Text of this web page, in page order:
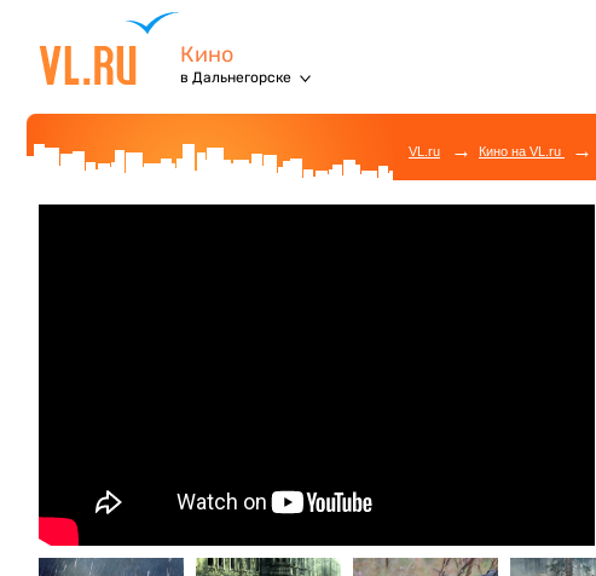
Кино
в Дальнегорске
VL.ru → Кино на VL.ru →